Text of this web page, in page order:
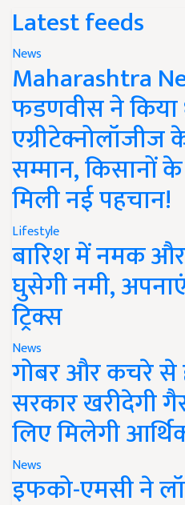
Latest feeds
News
Maharashtra
फडणवीस ने किया
सम्मान, किसानों
मिली नई पहचान!
Lifestyle
बारिश में नमक
घुसेगी नमी,
ट्रिक्स
News
गोबर और कचरे से
सरकार खरीदेगी
लिए मिलेगी
News
इफको-एमसी ने